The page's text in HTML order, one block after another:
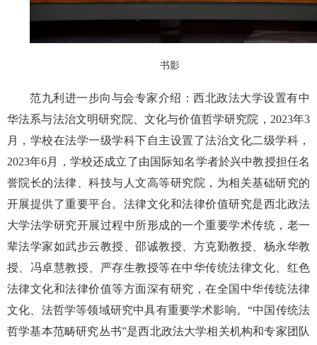
书影
范九利进一步向与会专家介绍：西北政法大学设置有中
华法系与法治文明研究院、文化与价值哲学研究院，2023年3
月，学校在法学一级学科下自主设置了法治文化二级学科，
2023年6月，学校还成立了由国际知名学者於兴中教授担任名
誉院长的法律、科技与人文高等研究院，为相关基础研究的
开展提供了重要平台。法律文化和法律价值研究是西北政法
大学法学研究开展过程中所形成的一个重要学术传统，老一
辈法学家如武步云教授、邵诚教授、方克勤教授、杨永华教
授、冯卓慧教授、严存生教授等在中华传统法律文化、红色
法律文化和法律价值等方面深有研究，在全国中华传统法律
文化、法哲学等领域研究中具有重要学术影响。“中国传统法
哲学基本范畴研究丛书”是西北政法大学相关机构和专家团队